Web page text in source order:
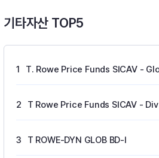
기타자산 TOP5
1
2 T Rowe Price Funds SICAV - Div
3 T ROWE-DYN GLOB BD-I